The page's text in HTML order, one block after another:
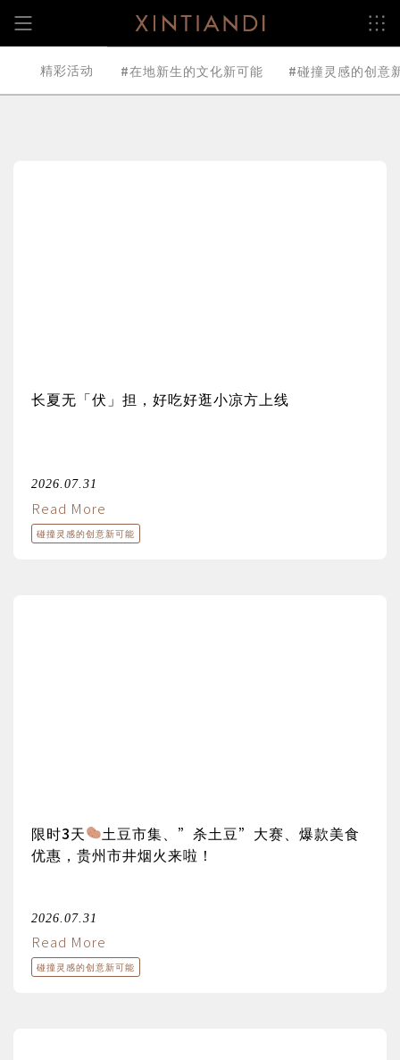
内
精彩活动 在地新生的文化新可能 碰撞灵感的创意
长夏无「伏」担，好吃好逛小凉方上线
2026.07.31
Read More
碰撞灵感的创意新可能
限时3天
土豆市集、”杀土豆”大赛、爆款美食
优惠，贵州市井烟火来啦！
2026.07.31
Read More
碰撞灵感的创意新可能